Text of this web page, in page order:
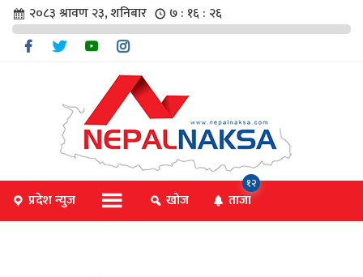
२०८३ श्रावण २३, शनिबार ७ : १६ : २६
प्रदेश न्युज खोज ताजा
१२